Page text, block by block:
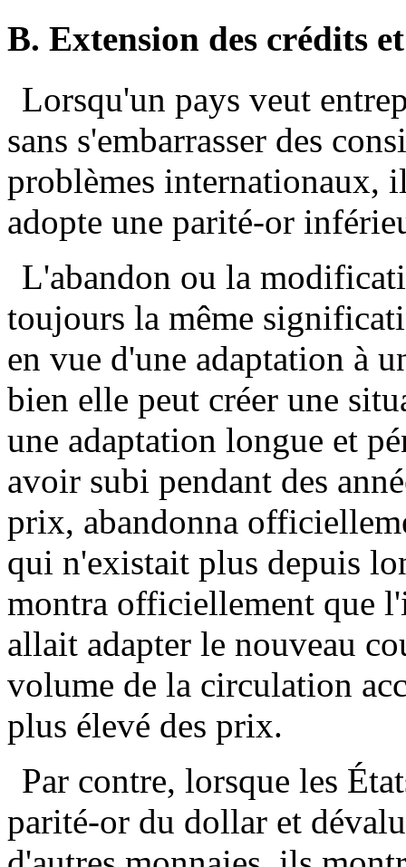
B. Extension des crédits
Lorsqu'un pays veut
sans s'embarrasser des
problèmes internationaux,
adopte une parité-or
L'abandon ou la
toujours la même
en vue d'une adaptation à
bien elle peut créer une
une adaptation longue et
avoir subi pendant des
prix, abandonna
qui n'existait plus depuis
montra officiellement que
allait adapter le nouveau
volume de la circulation
plus élevé des prix.
Par contre, lorsque les
parité-or du dollar et